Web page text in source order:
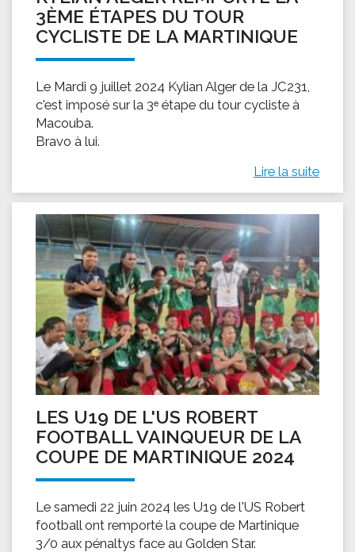
3ÈME ÉTAPES DU TOUR
CYCLISTE DE LA MARTINIQUE
Le Mardi 9 juillet 2024 Kylian Alger de la JC231,
c'est imposé sur la 3ᵉ étape du tour cycliste à
Macouba.
Bravo à lui.
Lire la suite
LES U19 DE L'US ROBERT
FOOTBALL VAINQUEUR DE LA
COUPE DE MARTINIQUE 2024
Le samedi 22 juin 2024 les U19 de l'US Robert
football ont remporté la coupe de Martinique
3/0 aux pénaltys face au Golden Star.